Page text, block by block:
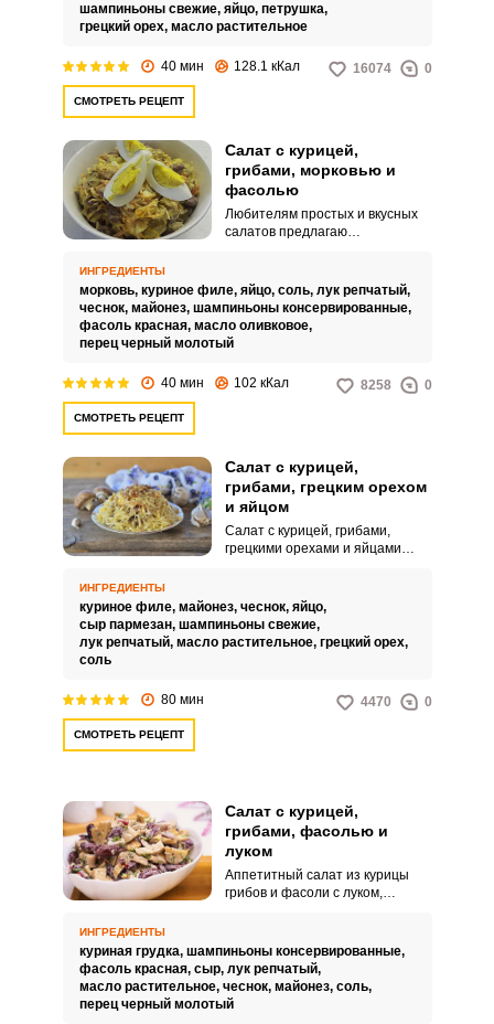
шампиньоны свежие, яйцо, петрушка,
грецкий орех, масло растительное
40 мин 128.1 кКал 16074 0
СМОТРЕТЬ РЕЦЕПТ
Салат с курицей,
грибами, морковью и
фасолью
Любителям простых и вкусных
салатов предлагаю
приготовить салат с курицей,
грибами, морковью и фасолью.
Салат отлично подойдет для
семейного торжества или
ИНГРЕДИЕНТЫ
морковь, куриное филе, яйцо, соль, лук репчатый,
чеснок, майонез, шампиньоны консервированные,
фасоль красная, масло оливковое,
перец черный молотый
40 мин 102 кКал 8258 0
СМОТРЕТЬ РЕЦЕПТ
Салат с курицей,
грибами, грецким орехом
и яйцом
Салат с курицей, грибами,
грецкими орехами и яйцами
ценное блюдо, которое
способно утолить голод и
придать сил.
ИНГРЕДИЕНТЫ
куриное филе, майонез, чеснок, яйцо,
сыр пармезан, шампиньоны свежие,
лук репчатый, масло растительное, грецкий орех,
соль
80 мин 4470 0
СМОТРЕТЬ РЕЦЕПТ
Салат с курицей,
грибами, фасолью и
луком
Аппетитный салат из курицы
грибов и фасоли с луком,
стола! Очень вкусное блюдо,
которое легко приготовить!
ИНГРЕДИЕНТЫ
куриная грудка, шампиньоны консервированные,
фасоль красная, сыр, лук репчатый,
масло растительное, чеснок, майонез, соль,
перец черный молотый